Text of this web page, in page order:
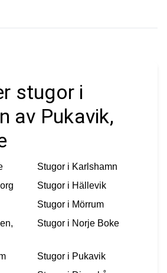
stugor i
av Pukavik,
Stugor i Karlshamn
Stugor i Hällevik
Stugor i Mörrum
Stugor i Norje Boke
Stugor i Pukavik